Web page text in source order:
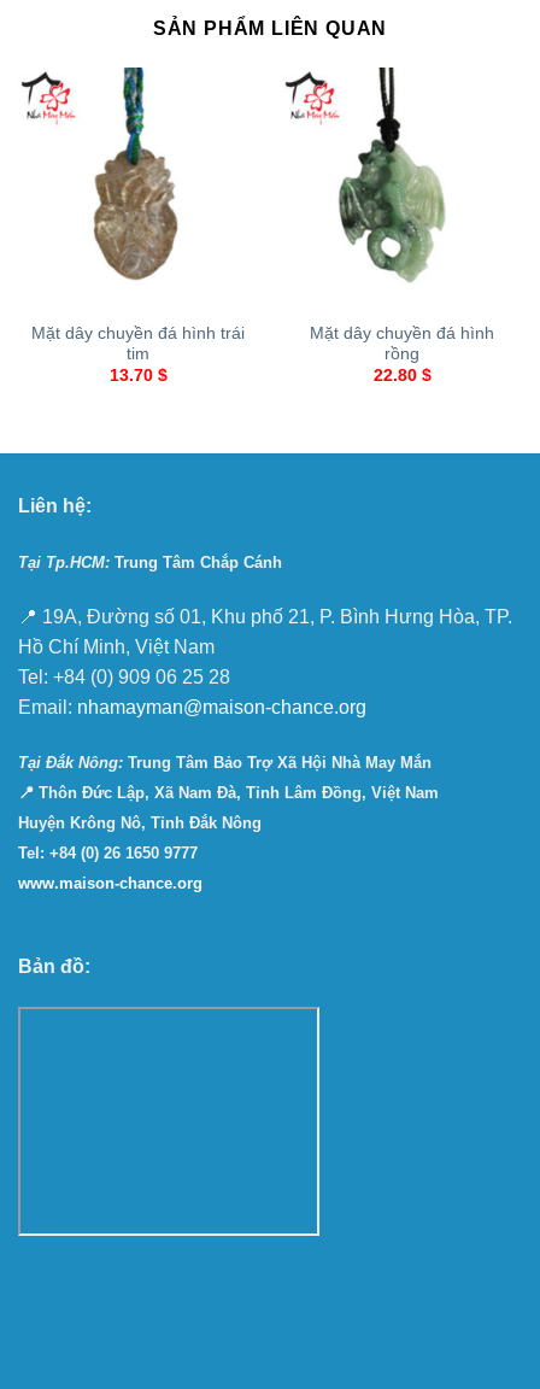
SẢN PHẨM LIÊN QUAN
Mặt dây chuyền đá hình trái
tim
13.70 $
Mặt dây chuyền đá hình
rồng
22.80 $
Liên hệ:
Tại Tp.HCM: Trung Tâm Chắp Cánh
📍 19A, Đường số 01, Khu phố 21, P. Bình Hưng Hòa, TP.
Hồ Chí Minh, Việt Nam
Tel: +84 (0) 909 06 25 28
Email: nhamayman@maison-chance.org
Tại Ðắk Nông: Trung Tâm Bảo Trợ Xã Hội Nhà May Mắn
📍 Thôn Đức Lập, Xã Nam Đà, Tỉnh Lâm Đồng, Việt Nam
Huyện Krông Nô, Tỉnh Đắk Nông
Tel: +84 (0) 26 1650 9777
www.maison-chance.org
Bản đồ: